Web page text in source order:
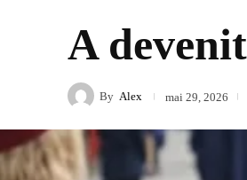
A
By Alex mai 29, 2026